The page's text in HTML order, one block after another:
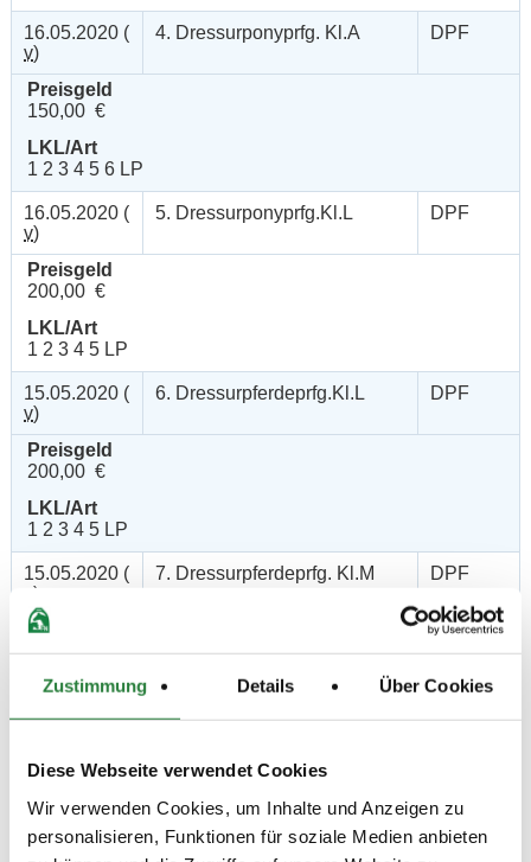
Zustimmung Details Über Cookies
Diese Webseite verwendet Cookies
Wir verwenden Cookies, um Inhalte und Anzeigen zu
personalisieren, Funktionen für soziale Medien anbieten
16.05.2020 (
v)
4. Dressurponyprfg. Kl.A DPF
Preisgeld
150,00 €
LKL/Art
1 2 3 4 5 6 LP
16.05.2020 (
v)
5. Dressurponyprfg.Kl.L DPF
Preisgeld
200,00 €
LKL/Art
1 2 3 4 5 LP
15.05.2020 (
v)
6. Dressurpferdeprfg.Kl.L DPF
Preisgeld
200,00 €
LKL/Art
1 2 3 4 5 LP
15.05.2020 (
)
7. Dressurpferdeprfg. Kl.M DPF
Preisgeld
250,00 €
LKL/Art
n)
Preisgeld
250,00 €